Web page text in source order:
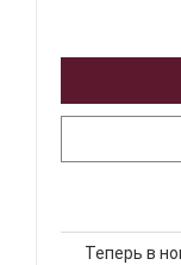
Теперь в